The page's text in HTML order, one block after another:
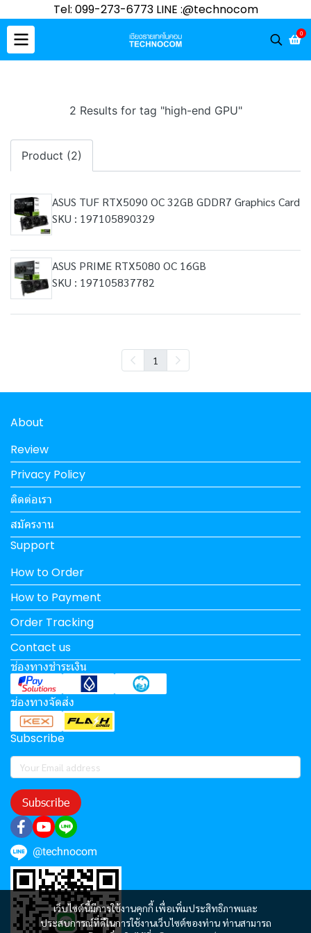
Tel: 099-273-6773 LINE :@technocom
0
2 Results for tag "high-end GPU"
Product (2)
ASUS TUF RTX5090 OC 32GB GDDR7 Graphics Card
SKU : 197105890329
ASUS PRIME RTX5080 OC 16GB
SKU : 197105837782
1
เว็บไซต์นี้มีการใช้งานคุกกี้ เพื่อเพิ่มประสิทธิภาพและ
ประสบการณ์ที่ดีในการใช้งานเว็บไซต์ของท่าน ท่านสามารถ
About
Review
Privacy Policy
ติดต่อเรา
สมัครงาน
Support
How to Order
How to Payment
Order Tracking
Contact us
ช่องทางชำระเงิน
ช่องทางจัดส่ง
Subscribe
Subscribe
@technocom